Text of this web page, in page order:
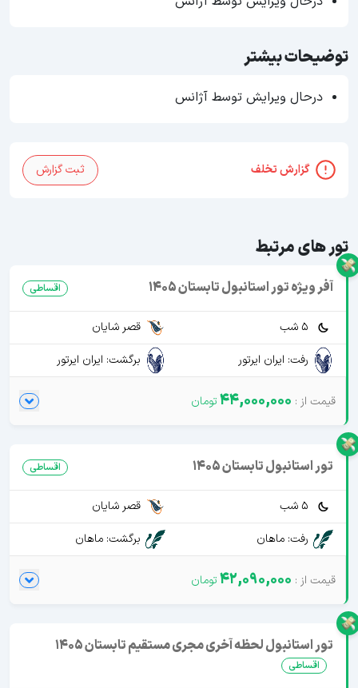
توضیحات بیشتر
درحال ویرایش توسط آژانس
گزارش تخلف ثبت گزارش
تور های مرتبط
آفر ویژه تور استانبول تابستان 1405 اقساطی
5 شب
قصر شایان
رفت: ایران ایرتور
برگشت: ایران ایرتور
44,000,000
تور استانبول تابستان 1405 اقساطی
5 شب
قصر شایان
رفت: ماهان
برگشت: ماهان
42,090,000
تور استانبول لحظه آخری مجری مستقیم تابستان 1405
اقساطی